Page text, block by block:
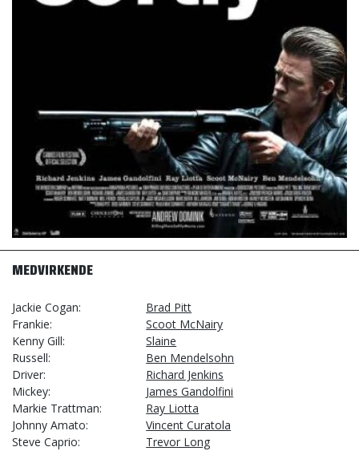
MEDVIRKENDE
Jackie Cogan
Brad Pitt
Frankie
Scoot McNairy
Kenny Gill
Slaine
Russell
Ben Mendelsohn
Driver
Richard Jenkins
Mickey
James Gandolfini
Markie Trattman
Ray Liotta
Johnny Amato
Vincent Curatola
Steve Caprio
Trevor Long